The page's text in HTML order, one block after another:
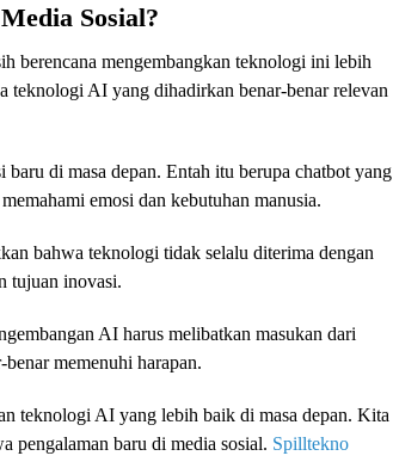
Sosial?
berencana mengembangkan teknologi ini lebih
teknologi AI yang dihadirkan benar-benar relevan
di masa depan. Entah itu berupa chatbot yang
emosi dan kebutuhan manusia.
bahwa teknologi tidak selalu diterima dengan
tujuan inovasi.
AI harus melibatkan masukan dari
memenuhi harapan.
teknologi AI yang lebih baik di masa depan. Kita
pengalaman baru di media sosial. Spilltekno